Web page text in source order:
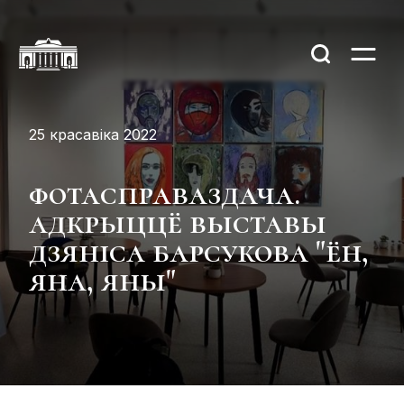
25 красавіка 2022
фотасправаздача.
адкрыццё выставы
дзяніса барсукова "ён,
яна, яны"